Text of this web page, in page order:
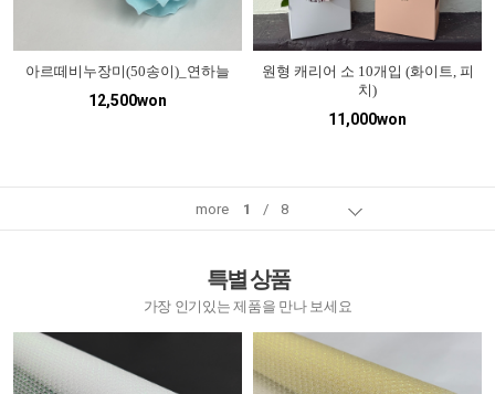
아르떼비누장미(50송이)_연하늘
12,500won
원형 캐리어 소 10개입 (화이트, 피
치)
11,000won
more 1 / 8
특별 상품
가장 인기있는 제품을 만나 보세요